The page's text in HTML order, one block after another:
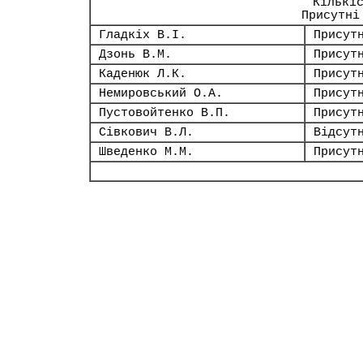
Гладкіх В.І.
Дзонь В.М.
Каденюк Л.К.
Немировський О.А.
Пустовойтенко В.П.
Сівкович В.Л.
Шведенко М.М.